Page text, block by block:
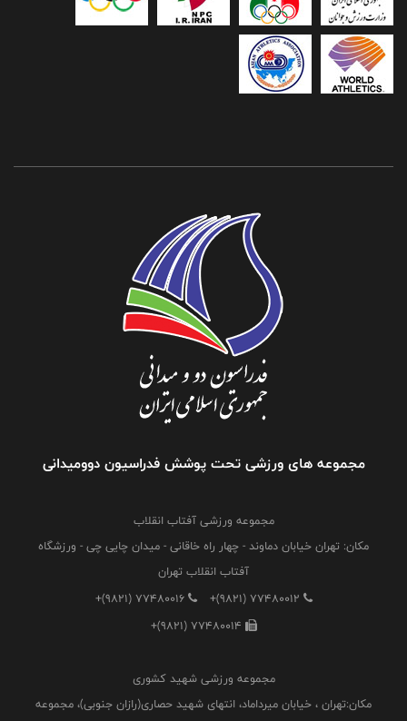
مجموعه های ورزشی تحت پوشش فدراسیون دوومیدانی
مجموعه ورزشی آفتاب انقلاب
مکان: تهران خیابان دماوند - چهار راه خاقانی - میدان چایی چی - ورزشگاه
آفتاب انقلاب تهران
+(9821) 77480012
+(9821) 77480016
+(9821) 77480014
مجموعه ورزشی شهید کشوری
مکان:تهران ، خیابان میرداماد، انتهای شهید حصاری(رازان جنوبی)، مجموعه